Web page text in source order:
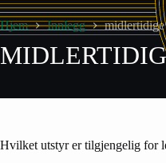
Hjem Innlegg midlertidige
Hvilket utstyr er tilgjengelig for